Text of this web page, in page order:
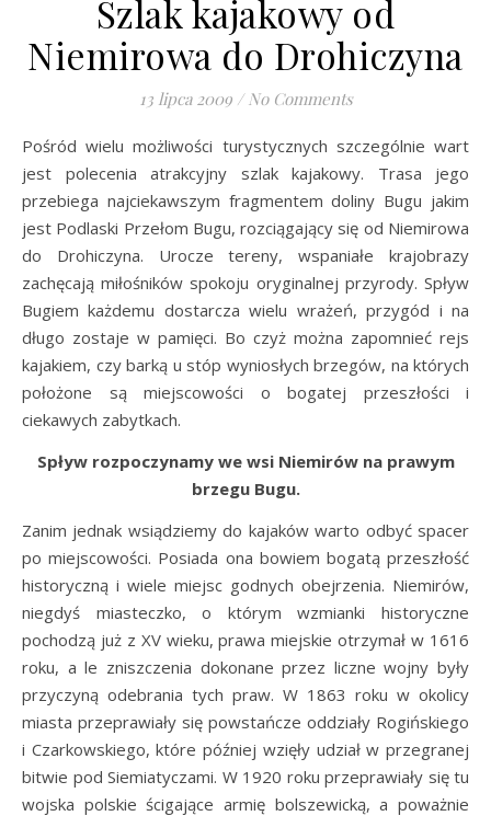
Szlak kajakowy od
Niemirowa do Drohiczyna
13 lipca 2009 / No Comments
Pośród wielu możliwości turystycznych szczególnie wart
jest polecenia atrakcyjny szlak kajakowy. Trasa jego
przebiega najciekawszym fragmentem doliny Bugu jakim
jest Podlaski Przełom Bugu, rozciągający się od Niemirowa
do Drohiczyna. Urocze tereny, wspaniałe krajobrazy
zachęcają miłośników spokoju oryginalnej przyrody. Spływ
Bugiem każdemu dostarcza wielu wrażeń, przygód i na
długo zostaje w pamięci. Bo czyż można zapomnieć rejs
kajakiem, czy barką u stóp wyniosłych brzegów, na których
położone są miejscowości o bogatej przeszłości i
ciekawych zabytkach.
Spływ rozpoczynamy we wsi Niemirów na prawym
brzegu Bugu.
Zanim jednak wsiądziemy do kajaków warto odbyć spacer
po miejscowości. Posiada ona bowiem bogatą przeszłość
historyczną i wiele miejsc godnych obejrzenia. Niemirów,
niegdyś miasteczko, o którym wzmianki historyczne
pochodzą już z XV wieku, prawa miejskie otrzymał w 1616
roku, a le zniszczenia dokonane przez liczne wojny były
przyczyną odebrania tych praw. W 1863 roku w okolicy
miasta przeprawiały się powstańcze oddziały Rogińskiego
i Czarkowskiego, które później wzięły udział w przegranej
bitwie pod Siemiatyczami. W 1920 roku przeprawiały się tu
wojska polskie ścigające armię bolszewicką, a poważnie